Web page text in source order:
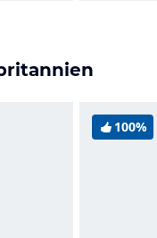
100%